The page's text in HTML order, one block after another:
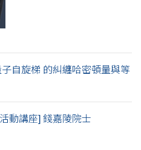
自旋梯 的糾纏哈密頓量與等
動講座] 錢嘉陵院士